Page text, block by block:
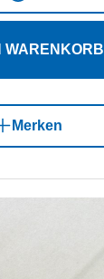
WARENKORB
Merken